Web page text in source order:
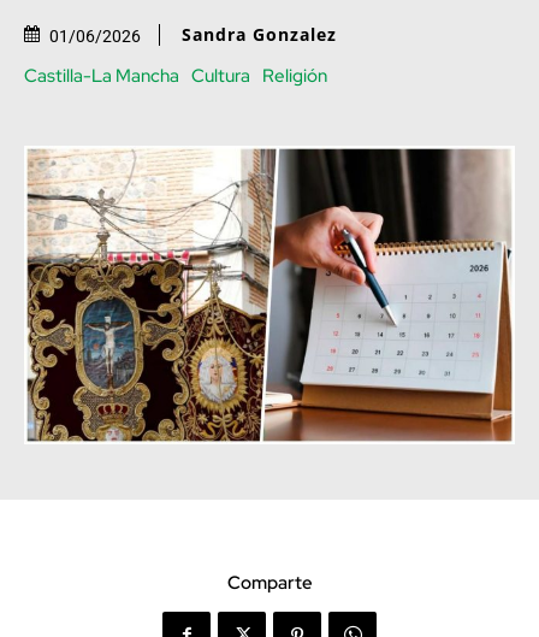
01/06/2026 Sandra Gonzalez
Castilla-La Mancha Cultura Religión
Comparte